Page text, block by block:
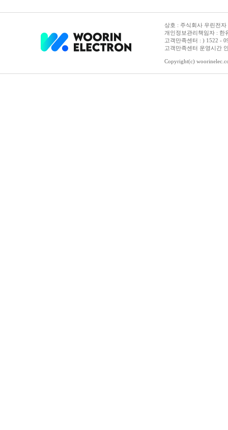
상호 : 주식회사 우린전
개인정보관리책임자 : 한
고객만족센터 : ) 1522 -
고객만족센터 운영시간
Copyright(c)